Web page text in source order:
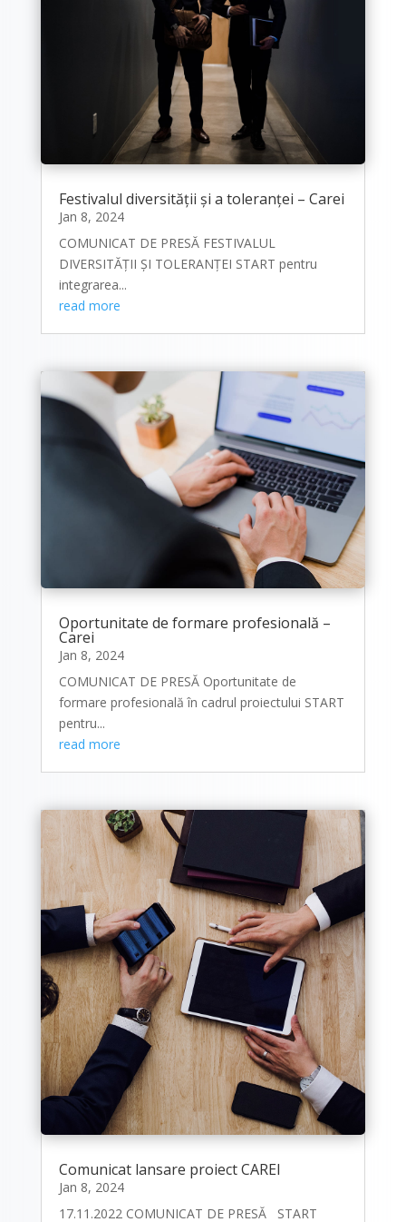
Festivalul diversității și a toleranței – Carei
Jan 8, 2024
COMUNICAT DE PRESĂ FESTIVALUL
DIVERSITĂȚII ȘI TOLERANȚEI START pentru
integrarea...
read more
Oportunitate de formare profesională –
Carei
Jan 8, 2024
COMUNICAT DE PRESĂ Oportunitate de
formare profesională în cadrul proiectului START
pentru...
read more
Comunicat lansare proiect CAREI
Jan 8, 2024
17.11.2022 COMUNICAT DE PRESĂ START